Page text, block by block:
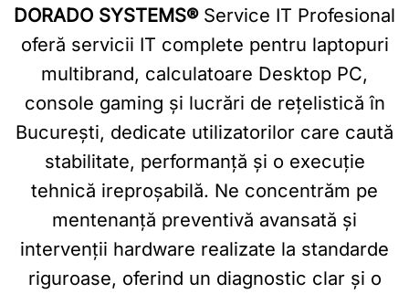
DORADO SYSTEMS®Service IT Profesional
oferă servicii IT complete pentru laptopuri
multibrand, calculatoare Desktop PC,
console gaming și lucrări de rețelistică în
București, dedicate utilizatorilor care caută
stabilitate, performanță și o execuție
tehnică ireproșabilă. Ne concentrăm pe
mentenanță preventivă avansată și
intervenții hardware realizate la standarde
riguroase, oferind un diagnostic clar și o